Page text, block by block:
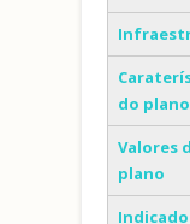
do plano
Valores
plano